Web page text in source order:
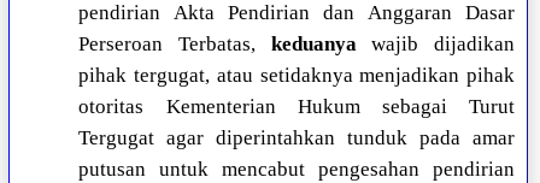
pendirian Akta Pendirian dan Anggaran Dasar
Perseroan Terbatas, keduanyawajib dijadikan
pihak tergugat, atau setidaknya menjadikan pihak
otoritas Kementerian Hukum sebagai Turut
Tergugat agar diperintahkan tunduk pada amar
putusan untuk mencabut pengesahan pendirian